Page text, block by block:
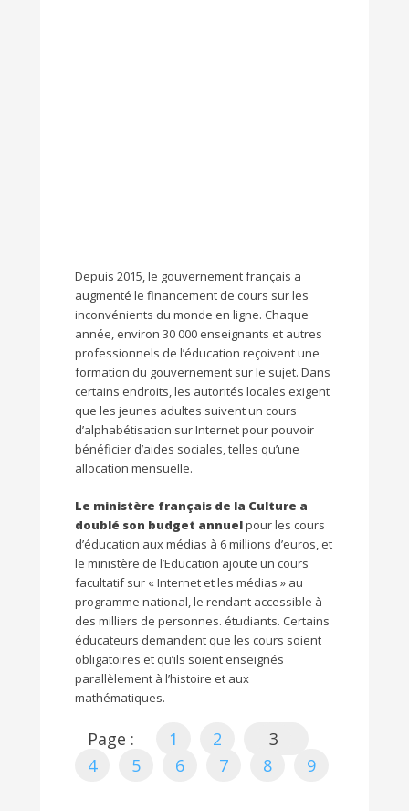
Depuis 2015, le gouvernement français a
augmenté le financement de cours sur les
inconvénients du monde en ligne. Chaque
année, environ 30 000 enseignants et autres
professionnels de l’éducation reçoivent une
formation du gouvernement sur le sujet. Dans
certains endroits, les autorités locales exigent
que les jeunes adultes suivent un cours
d’alphabétisation sur Internet pour pouvoir
bénéficier d’aides sociales, telles qu’une
allocation mensuelle.
Le ministère français de la Culture a
doublé son budget annuelpour les cours
d’éducation aux médias à 6 millions d’euros, et
le ministère de l’Education ajoute un cours
facultatif sur « Internet et les médias » au
programme national, le rendant accessible à
des milliers de personnes. étudiants. Certains
éducateurs demandent que les cours soient
obligatoires et qu’ils soient enseignés
parallèlement à l’histoire et aux
mathématiques.
Page : 1 2
3
4
5 6 7 8 9